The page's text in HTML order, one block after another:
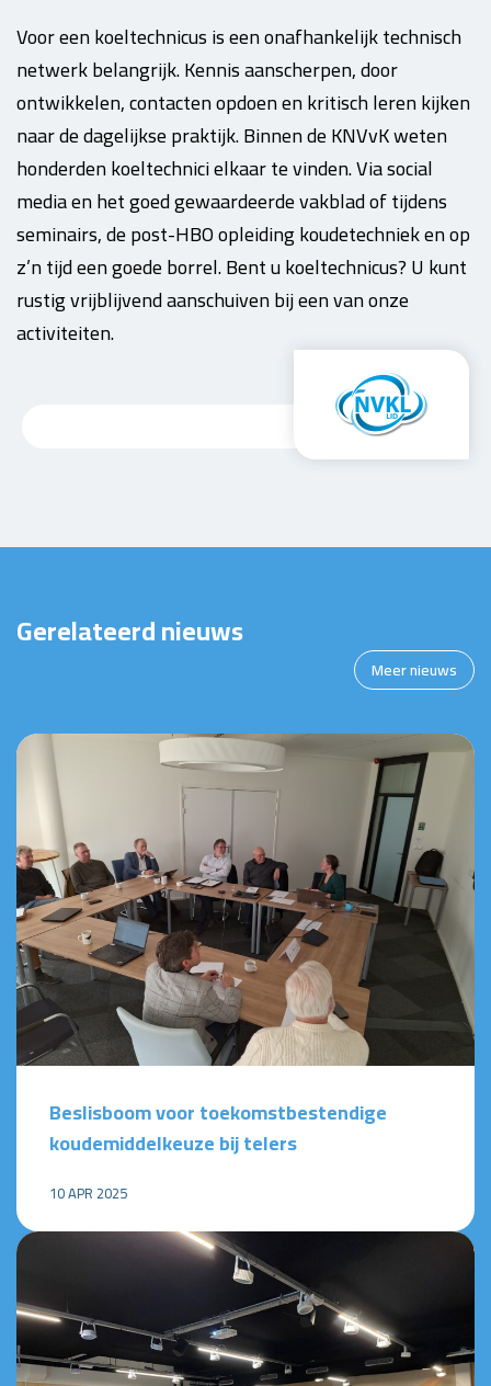
Voor een koeltechnicus is een onafhankelijk technisch
netwerk belangrijk. Kennis aanscherpen, door
ontwikkelen, contacten opdoen en kritisch leren kijken
naar de dagelijkse praktijk. Binnen de KNVvK weten
honderden koeltechnici elkaar te vinden. Via social
media en het goed gewaardeerde vakblad of tijdens
seminairs, de post-HBO opleiding koudetechniek en op
z’n tijd een goede borrel. Bent u koeltechnicus? U kunt
rustig vrijblijvend aanschuiven bij een van onze
activiteiten.
Gerelateerd nieuws
Meer nieuws
Beslisboom voor toekomstbestendige
koudemiddelkeuze bij telers
10 APR 2025